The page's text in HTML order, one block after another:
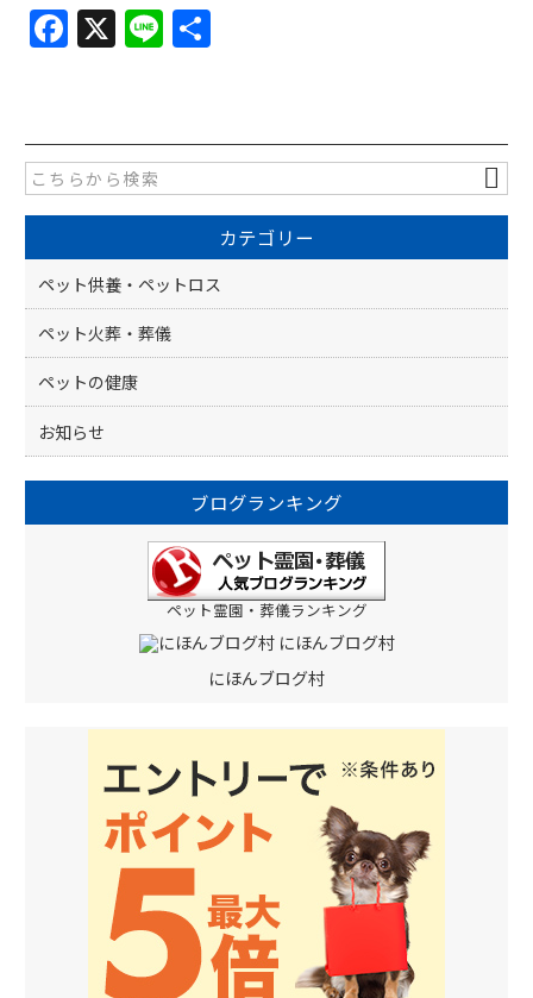
F
e
b
o
o
k
X Li
カテゴリー
ペット供養・ペットロス
ペット火葬・葬儀
ペットの健康
お知らせ
ブログランキング
ペット霊園・葬儀ランキング
にほんブログ村